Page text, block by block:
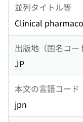
並列タイトル等
Clinical
出版地（国名コー
JP
本文の言語コード
jpn